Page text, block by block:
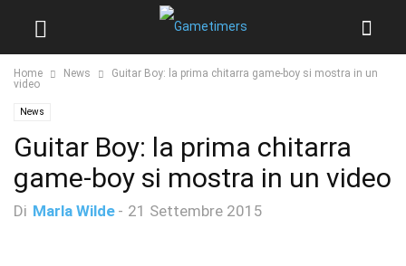
Home News
Guitar Boy: la prima chitarra game-boy si mostra in un
video
News
Guitar Boy: la prima chitarra
game-boy si mostra in un video
Di Marla Wilde - 21 Settembre 2015